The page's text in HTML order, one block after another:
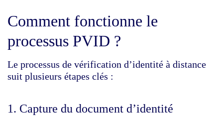
Comment fonctionne le
processus PVID ?
Le processus de vérification d’identité à distance
suit plusieurs étapes clés :
1. Capture du document d’identité